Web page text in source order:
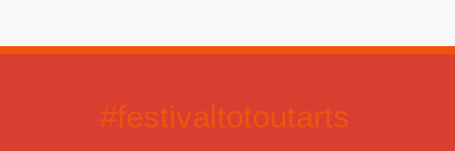
#festivaltotoutarts